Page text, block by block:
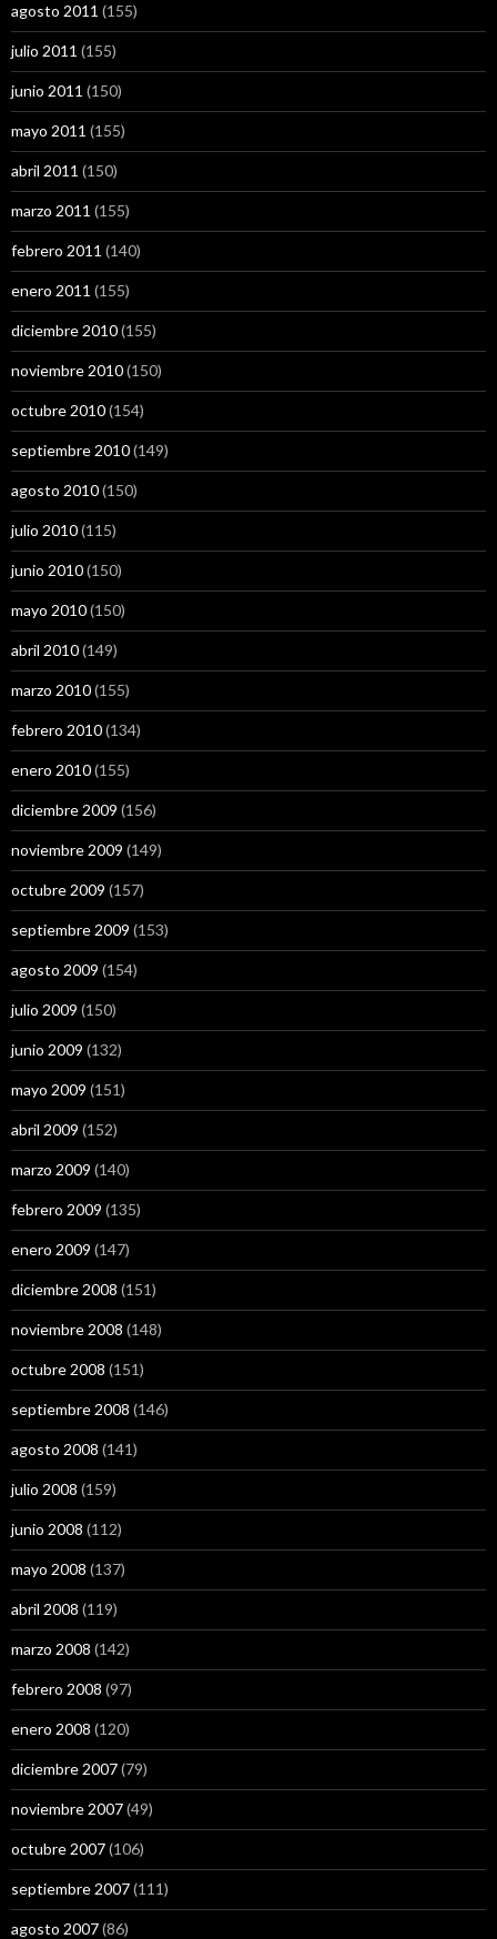
agosto 2011 (155)
julio 2011 (155)
junio 2011 (150)
mayo 2011 (155)
abril 2011 (150)
marzo 2011 (155)
febrero 2011 (140)
enero 2011 (155)
diciembre 2010(155)
noviembre 2010(150)
octubre 2010(154)
septiembre 2010(149)
agosto 2010(150)
julio 2010(115)
junio 2010(150)
mayo 2010(150)
abril 2010(149)
marzo 2010(155)
febrero 2010(134)
enero 2010(155)
diciembre 2009 (156)
noviembre 2009 (149)
octubre 2009 (157)
septiembre 2009 (153)
agosto 2009 (154)
julio 2009 (150)
junio 2009 (132)
mayo 2009 (151)
abril 2009 (152)
marzo 2009 (140)
febrero 2009 (135)
enero 2009 (147)
diciembre 2008 (151)
noviembre 2008 (148)
octubre 2008 (151)
septiembre 2008 (146)
agosto 2008 (141)
julio 2008 (159)
junio 2008 (112)
mayo 2008 (137)
abril 2008 (119)
marzo 2008 (142)
febrero 2008 (97)
enero 2008 (120)
diciembre 2007(79)
noviembre 2007(49)
octubre 2007(106)
septiembre 2007(111)
agosto 2007(86)